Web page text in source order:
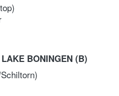
BONINGEN (B)